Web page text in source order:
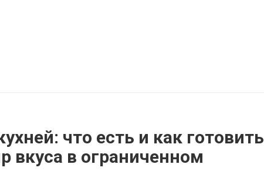
что есть и как готовить
вкуса в ограниченном